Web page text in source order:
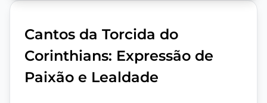
Cantos da Torcida do
Corinthians: Expressão de
Paixão e Lealdade